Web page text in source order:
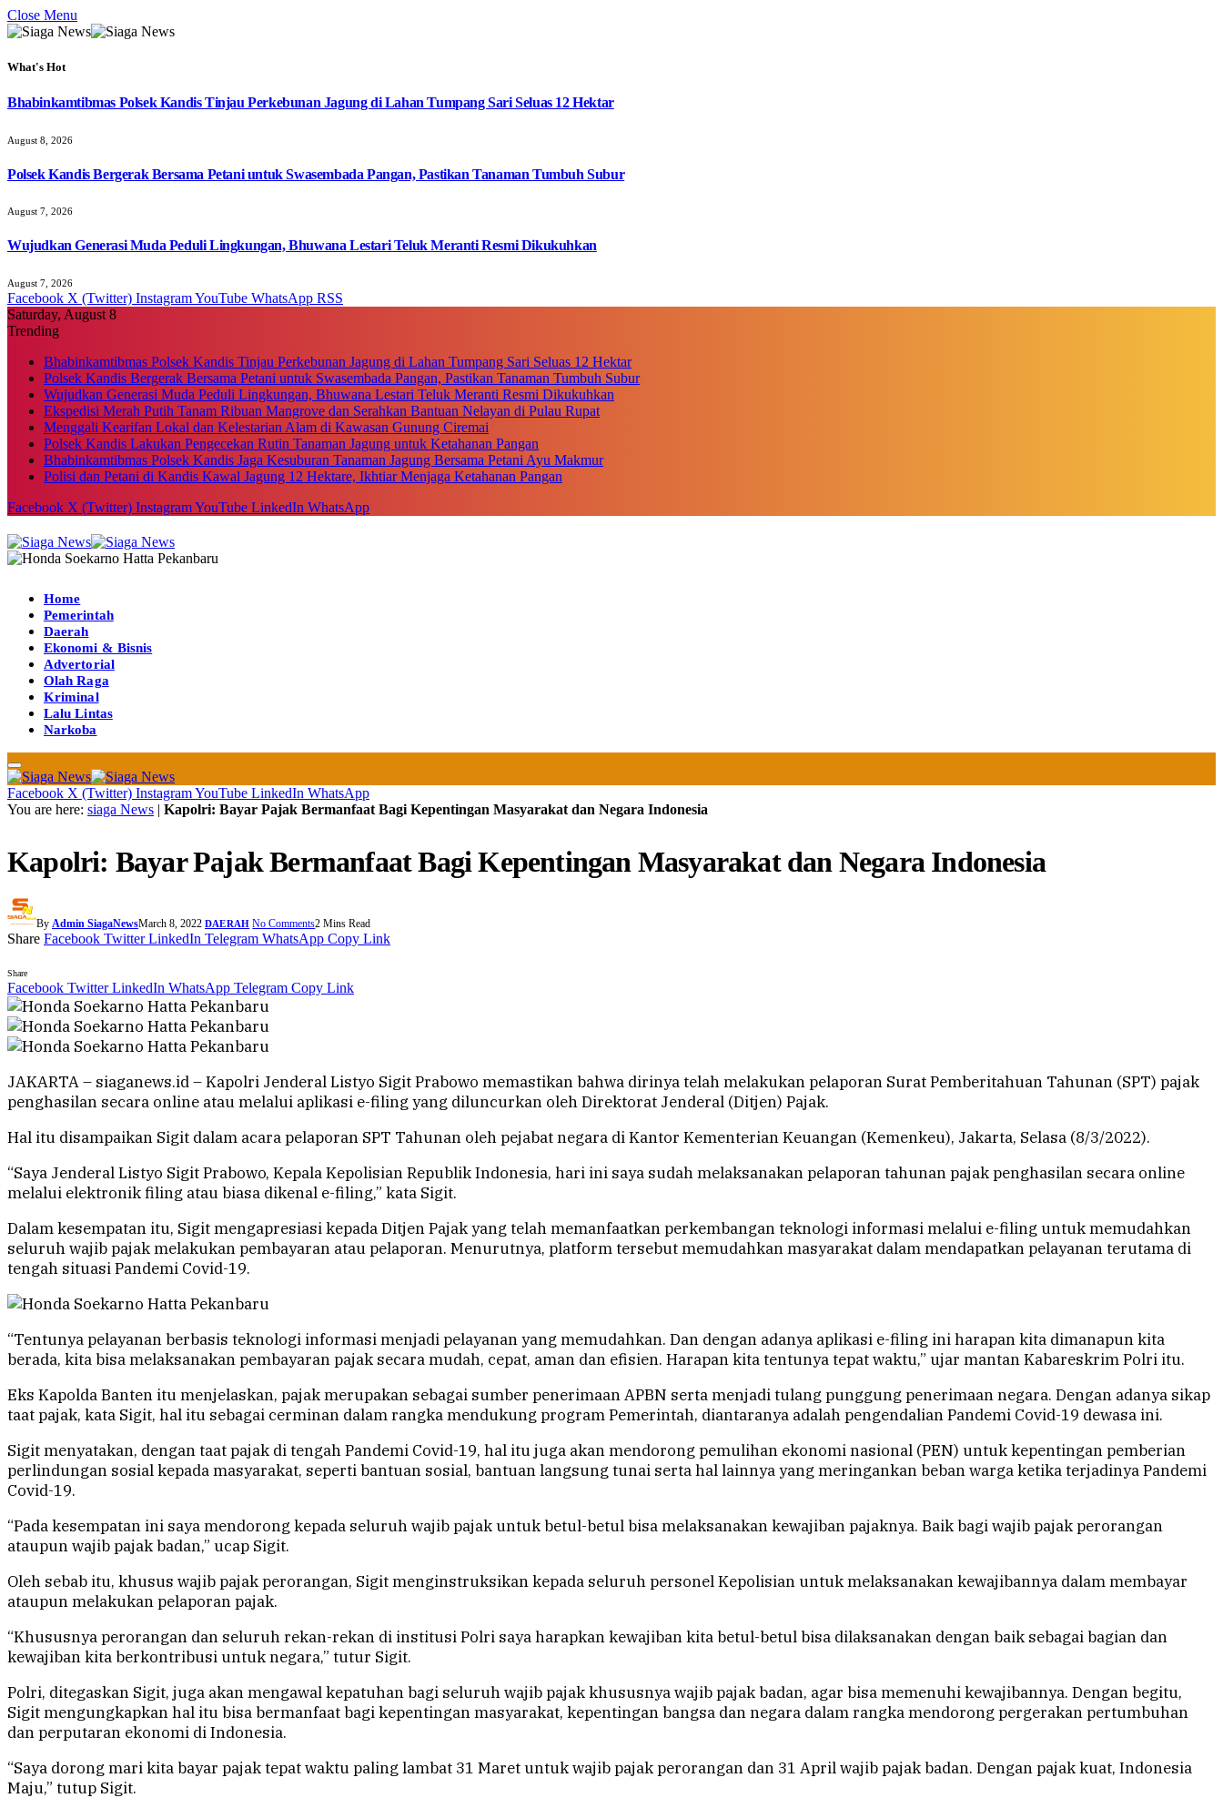
Close Menu
What's Hot
Bhabinkamtibmas Polsek Kandis Tinjau Perkebunan Jagung di Lahan Tumpang Sari Seluas 12 Hektar
August 8, 2026
Polsek Kandis Bergerak Bersama Petani untuk Swasembada Pangan, Pastikan Tanaman Tumbuh Subur
August 7, 2026
Wujudkan Generasi Muda Peduli Lingkungan, Bhuwana Lestari Teluk Meranti Resmi Dikukuhkan
August 7, 2026
Facebook X (Twitter) InstagramYouTube WhatsApp RSS
Saturday, August 8
Trending
Bhabinkamtibmas Polsek Kandis Tinjau Perkebunan Jagung di Lahan Tumpang Sari Seluas 12 Hektar
Polsek Kandis Bergerak Bersama Petani untuk Swasembada Pangan, Pastikan Tanaman Tumbuh Subur
Wujudkan Generasi Muda Peduli Lingkungan, Bhuwana Lestari Teluk Meranti Resmi Dikukuhkan
Ekspedisi Merah Putih Tanam Ribuan Mangrove dan Serahkan Bantuan Nelayan di Pulau Rupat
Menggali Kearifan Lokal dan Kelestarian Alam di Kawasan Gunung Ciremai
Polsek Kandis Lakukan Pengecekan Rutin Tanaman Jagung untuk Ketahanan Pangan
Bhabinkamtibmas Polsek Kandis Jaga Kesuburan Tanaman Jagung Bersama Petani Ayu Makmur
Polisi dan Petani di Kandis Kawal Jagung 12 Hektare, Ikhtiar Menjaga Ketahanan Pangan
Facebook X (Twitter) InstagramYouTube LinkedIn WhatsApp
Home
Pemerintah
Daerah
Ekonomi & Bisnis
Advertorial
Olah Raga
Kriminal
Lalu Lintas
Narkoba
Facebook X (Twitter) InstagramYouTube LinkedIn WhatsApp
You are here: siaga News | Kapolri: Bayar Pajak Bermanfaat Bagi Kepentingan Masyarakat dan Negara Indonesia
Kapolri: Bayar Pajak Bermanfaat Bagi Kepentingan Masyarakat dan Negara Indonesia
By Admin SiagaNewsMarch 8, 2022 DAERAH No Comments2 Mins Read
Share Facebook Twitter LinkedIn Telegram WhatsApp Copy Link
Share
Facebook Twitter LinkedIn WhatsApp Telegram Copy Link
JAKARTA – siaganews.id – Kapolri Jenderal Listyo Sigit Prabowo memastikan bahwa dirinya telah melakukan pelaporan Surat Pemberitahuan Tahunan (SPT) pajak
penghasilan secara online atau melalui aplikasi e-filing yang diluncurkan oleh Direktorat Jenderal (Ditjen) Pajak.
Hal itu disampaikan Sigit dalam acara pelaporan SPT Tahunan oleh pejabat negara di Kantor Kementerian Keuangan (Kemenkeu), Jakarta, Selasa (8/3/2022).
“Saya Jenderal Listyo Sigit Prabowo, Kepala Kepolisian Republik Indonesia, hari ini saya sudah melaksanakan pelaporan tahunan pajak penghasilan secara online
melalui elektronik filing atau biasa dikenal e-filing,” kata Sigit.
Dalam kesempatan itu, Sigit mengapresiasi kepada Ditjen Pajak yang telah memanfaatkan perkembangan teknologi informasi melalui e-filing untuk memudahkan
seluruh wajib pajak melakukan pembayaran atau pelaporan. Menurutnya, platform tersebut memudahkan masyarakat dalam mendapatkan pelayanan terutama di
tengah situasi Pandemi Covid-19.
“Tentunya pelayanan berbasis teknologi informasi menjadi pelayanan yang memudahkan. Dan dengan adanya aplikasi e-filing ini harapan kita dimanapun kita
berada, kita bisa melaksanakan pembayaran pajak secara mudah, cepat, aman dan efisien. Harapan kita tentunya tepat waktu,” ujar mantan Kabareskrim Polri itu.
Eks Kapolda Banten itu menjelaskan, pajak merupakan sebagai sumber penerimaan APBN serta menjadi tulang punggung penerimaan negara. Dengan adanya sikap
taat pajak, kata Sigit, hal itu sebagai cerminan dalam rangka mendukung program Pemerintah, diantaranya adalah pengendalian Pandemi Covid-19 dewasa ini.
Sigit menyatakan, dengan taat pajak di tengah Pandemi Covid-19, hal itu juga akan mendorong pemulihan ekonomi nasional (PEN) untuk kepentingan pemberian
perlindungan sosial kepada masyarakat, seperti bantuan sosial, bantuan langsung tunai serta hal lainnya yang meringankan beban warga ketika terjadinya Pandemi
Covid-19.
“Pada kesempatan ini saya mendorong kepada seluruh wajib pajak untuk betul-betul bisa melaksanakan kewajiban pajaknya. Baik bagi wajib pajak perorangan
ataupun wajib pajak badan,” ucap Sigit.
Oleh sebab itu, khusus wajib pajak perorangan, Sigit menginstruksikan kepada seluruh personel Kepolisian untuk melaksanakan kewajibannya dalam membayar
ataupun melakukan pelaporan pajak.
“Khususnya perorangan dan seluruh rekan-rekan di institusi Polri saya harapkan kewajiban kita betul-betul bisa dilaksanakan dengan baik sebagai bagian dan
kewajiban kita berkontribusi untuk negara,” tutur Sigit.
Polri, ditegaskan Sigit, juga akan mengawal kepatuhan bagi seluruh wajib pajak khususnya wajib pajak badan, agar bisa memenuhi kewajibannya. Dengan begitu,
Sigit mengungkapkan hal itu bisa bermanfaat bagi kepentingan masyarakat, kepentingan bangsa dan negara dalam rangka mendorong pergerakan pertumbuhan
dan perputaran ekonomi di Indonesia.
“Saya dorong mari kita bayar pajak tepat waktu paling lambat 31 Maret untuk wajib pajak perorangan dan 31 April wajib pajak badan. Dengan pajak kuat, Indonesia
Maju,” tutup Sigit.